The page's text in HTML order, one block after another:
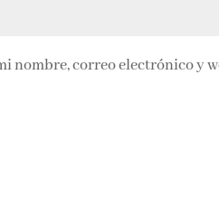
nombre, correo electrónico y